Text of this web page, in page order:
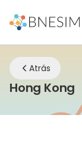
Atrás
Hong Kong